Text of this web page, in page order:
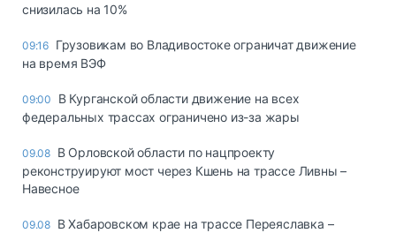
снизилась на 10%
09:16 Грузовикам во Владивостоке ограничат движение
на время ВЭФ
09:00
В Курганской области движение на всех
федеральных трассах ограничено из-за жары
09.08 В Орловской области по нацпроекту
реконструируют мост через Кшень на трассе Ливны –
Навесное
09.08 В Хабаровском крае на трассе Переяславка –